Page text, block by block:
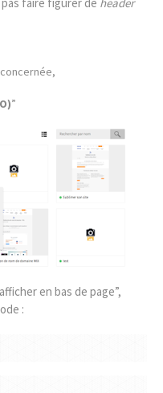
”
en bas de page”,
: